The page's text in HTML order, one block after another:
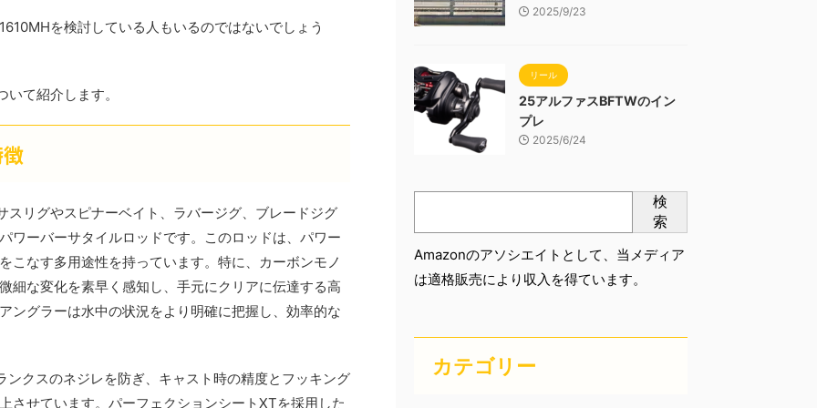
を検討している人もいるのではないでしょう
て紹介します。
スリグやスピナーベイト、ラバージグ、ブレードジグ
ワーバーサタイルロッドです。このロッドは、パワー
こなす多用途性を持っています。特に、カーボンモノ
細な変化を素早く感知し、手元にクリアに伝達する高
ングラーは水中の状況をより明確に把握し、効率的な
クスのネジレを防ぎ、キャスト時の精度とフッキング
させています。パーフェクションシートXTを採用した
2025/9/23
リール
25アルファスBFTWのイン
プレ
2025/6/24
検
索
Amazonのアソシエイトとして、当メディア
は適格販売により収入を得ています。
カテゴリー